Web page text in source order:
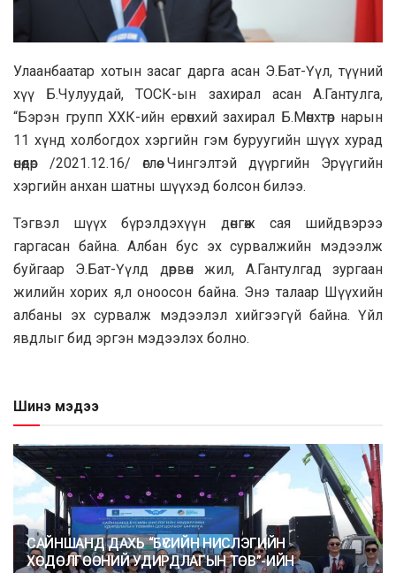
Улаанбаатар хотын засаг дарга асан Э.Бат-Үүл, түүний
хүү Б.Чулуудай, ТОСК-ын захирал асан А.Гантулга,
“Бэрэн групп ХХК-ийн ерөнхий захирал Б.Мөнхтөр нарын
11 хүнд холбогдох хэргийн гэм буруугийн шүүх хурад
өнөөдөр /2021.12.16/ өглөө Чингэлтэй дүүргийн Эрүүгийн
хэргийн анхан шатны шүүхэд болсон билээ.
Тэгвэл шүүх бүрэлдэхүүн дөнгөж сая шийдвэрээ
гаргасан байна. Албан бус эх сурвалжийн мэдээлж
буйгаар Э.Бат-Үүлд дөрвөн жил, А.Гантулгад зургаан
жилийн хорих я,л оноосон байна. Энэ талаар Шүүхийн
албаны эх сурвалж мэдээлэл хийгээгүй байна. Үйл
явдлыг бид эргэн мэдээлэх болно.
Шинэ мэдээ
САЙНШАНД ДАХЬ “БҮСИЙН НИСЛЭГИЙН
ХӨДӨЛГӨӨНИЙ УДИРДЛАГЫН ТӨВ”-ИЙН